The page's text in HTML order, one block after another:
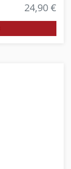
24,90 €